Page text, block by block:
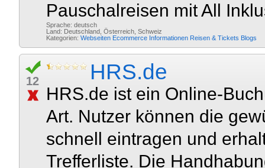
Pauschalreisen mit All
Sprache: deutsch
Land: Deutschland, Österreich, Schweiz
Kategorien: Webseiten Ecommerce Informationen Reisen & Tickets Blogs
12 HRS.de
HRS.de ist ein Online-
Art. Nutzer können die
schnell eintragen und
Trefferliste. Die